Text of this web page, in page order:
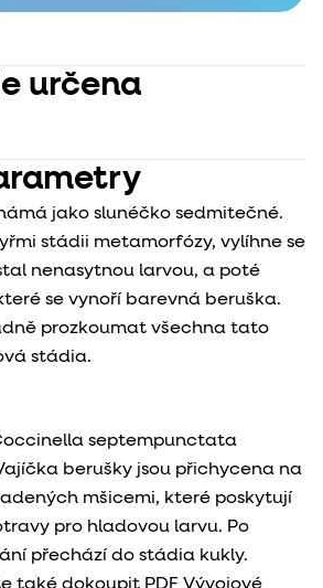
určena
jako slunéčko sedmitečné.
stádii metamorfózy, vylíhne se
nenasytnou larvou, a poté
se vynoří barevná beruška.
prozkoumat všechna tato
stádia.
septempunctata
berušky jsou přichycena na
mšicemi, které poskytují
pro hladovou larvu. Po
přechází do stádia kukly.
také dokoupit PDF Vývojové